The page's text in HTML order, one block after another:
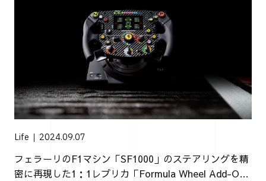
Life 2024.09.07
フェラーリのF1マシン「SF1000」のステアリングを精
密に再現した1：1レプリカ「Formula Wheel Add-On